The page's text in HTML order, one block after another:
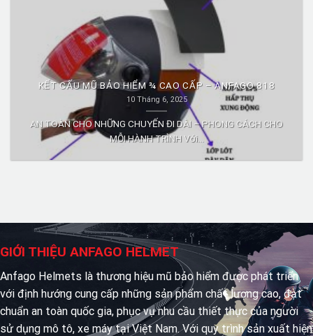
KẾT CẤU MŨ BẢO HIỂM ¾ CAO CẤP – ANFAGO 818
10 Tháng 6, 2025
AN TOÀN CHO NHỮNG CHUYẾN ĐI DÀI – PHONG CÁCH CHO
MỖI HÀNH TRÌNH Với...
GIỚI THIỆU ANFAGO HELMET
Anfago Helmets là thương hiệu mũ bảo hiểm được phát triển
với định hướng cung cấp những sản phẩm chất lượng cao, đạt
chuẩn an toàn quốc gia, phục vụ nhu cầu thiết thực của người
sử dụng mô tô, xe máy tại Việt Nam. Với quy trình sản xuất hiện